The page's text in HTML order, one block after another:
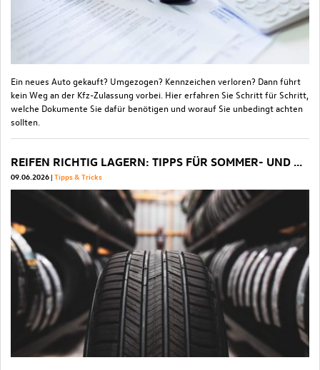
Ein neues Auto gekauft? Umgezogen? Kennzeichen verloren? Dann führt
kein Weg an der Kfz-Zulassung vorbei. Hier erfahren Sie Schritt für Schritt,
welche Dokumente Sie dafür benötigen und worauf Sie unbedingt achten
sollten.
REIFEN RICHTIG LAGERN: TIPPS FÜR SOMMER- UND WINTERREIFEN
09.06.2026 Tipps & Tricks